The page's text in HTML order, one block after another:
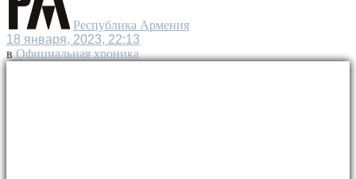
Республика Армения
18 января, 2023, 22:13
в Официальная хроника